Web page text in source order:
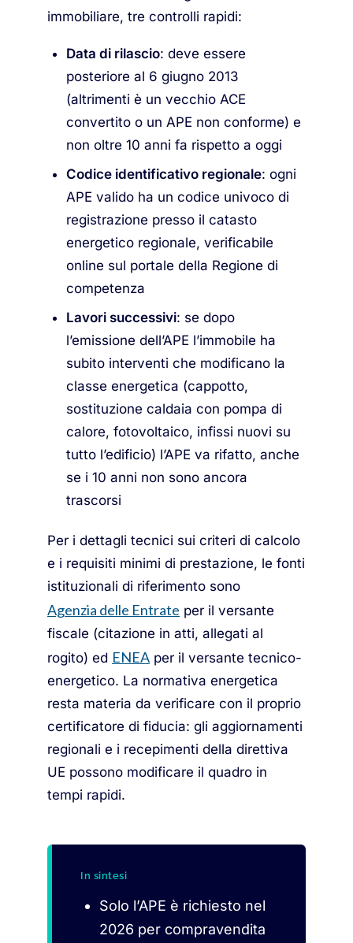
immobiliare, tre controlli rapidi:
Data di rilascio: deve essere
posteriore al 6 giugno 2013
(altrimenti è un vecchio ACE
convertito o un APE non conforme) e
non oltre 10 anni fa rispetto a oggi
Codice identificativo regionale: ogni
APE valido ha un codice univoco di
registrazione presso il catasto
energetico regionale, verificabile
online sul portale della Regione di
competenza
Lavori successivi: se dopo
l’emissione dell’APE l’immobile ha
subito interventi che modificano la
classe energetica (cappotto,
sostituzione caldaia con pompa di
calore, fotovoltaico, infissi nuovi su
tutto l’edificio) l’APE va rifatto, anche
se i 10 anni non sono ancora
trascorsi
Per i dettagli tecnici sui criteri di calcolo
e i requisiti minimi di prestazione, le fonti
istituzionali di riferimento sono
Agenzia delle Entrate per il versante
fiscale (citazione in atti, allegati al
rogito) ed ENEA per il versante tecnico-
energetico. La normativa energetica
resta materia da verificare con il proprio
certificatore di fiducia: gli aggiornamenti
regionali e i recepimenti della direttiva
UE possono modificare il quadro in
tempi rapidi.
In sintesi
Solo l’APE è richiesto nel
2026 per compravendita